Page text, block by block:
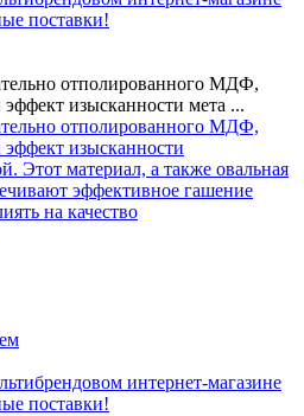
отполированного МДФ,
изысканности мета ...
отполированного МДФ,
изысканности
Этот материал, а также овальная
эффективное гашение
на качество